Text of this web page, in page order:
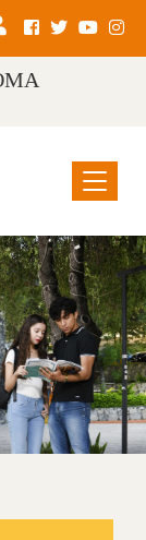
Menu